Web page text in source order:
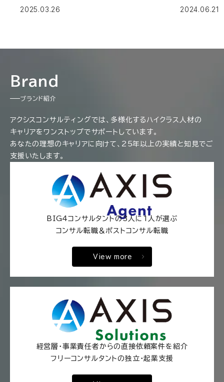
2025.03.26 2024.06.21
Brand
ブランド紹介
アクシスコンサルティングでは、多様化するハイクラス人材の
キャリアをワンストップでサポートしています。
あなたの理想のキャリアに向けて、25年以上の実績と知見でご
支援いたします。
BIG4コンサルタントの3人に1人が選ぶ
コンサル転職＆ポストコンサル転職
View more
経営層・事業責任者からの直接依頼案件を紹介
フリーコンサルタントの独立・起業支援